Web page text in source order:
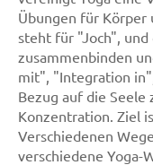
Übungen für Körper
steht für "Joch", und
zusammenbinden
mit", "Integration
Bezug auf die Seele
Konzentration. Ziel
Verschiedenen
verschiedene Yoga-